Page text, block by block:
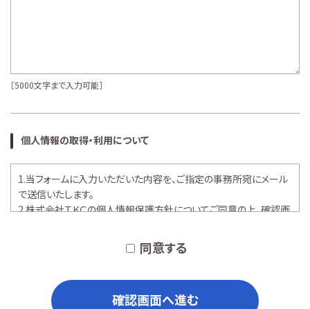
［5000文字まで入力可能］
個人情報の取得・利用について
1.当フォームに入力いただいた内容を、ご指定の事務所宛にメール
で送信いたします。
2.株式会社ＴＫＣの個人情報保護方針についてご同意の上、確認画
同意する
確認画面へ進む